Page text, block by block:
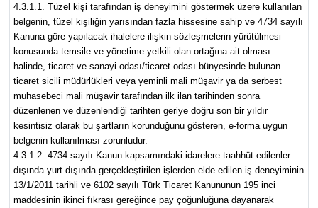
4.3.1.1. Tüzel kişi tarafından iş deneyimini göstermek üzere kullanılan
belgenin, tüzel kişiliğin yarısından fazla hissesine sahip ve 4734 sayılı
Kanuna göre yapılacak ihalelere ilişkin sözleşmelerin yürütülmesi
konusunda temsile ve yönetime yetkili olan ortağına ait olması
halinde, ticaret ve sanayi odası/ticaret odası bünyesinde bulunan
ticaret sicili müdürlükleri veya yeminli mali müşavir ya da serbest
muhasebeci mali müşavir tarafından ilk ilan tarihinden sonra
düzenlenen ve düzenlendiği tarihten geriye doğru son bir yıldır
kesintisiz olarak bu şartların korunduğunu gösteren, e-forma uygun
belgenin kullanılması zorunludur.
4.3.1.2. 4734 sayılı Kanun kapsamındaki idarelere taahhüt edilenler
dışında yurt dışında gerçekleştirilen işlerden elde edilen iş deneyiminin
13/1/2011 tarihli ve 6102 sayılı Türk Ticaret Kanununun 195 inci
maddesinin ikinci fıkrası gereğince pay çoğunluğuna dayanarak